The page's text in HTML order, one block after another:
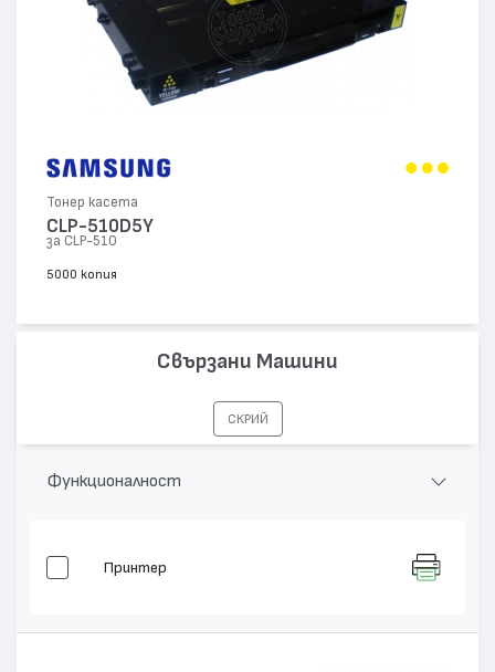
Тонер касета
CLP-510D5Y
за CLP-510
5000 копия
Свързани Машини
СКРИЙ
Функционалност
Принтер